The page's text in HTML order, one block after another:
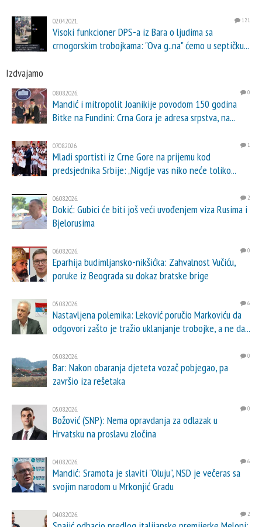
02.04.2021. 121
Visoki funkcioner DPS-a iz Bara o ljudima sa
crnogorskim trobojkama: "Ova g..na" ćemo u septičku...
Izdvajamo
08.08.2026. 0
Mandić i mitropolit Joanikije povodom 150 godina
Bitke na Fundini: Crna Gora je adresa srpstva, na...
07.08.2026. 1
Mladi sportisti iz Crne Gore na prijemu kod
predsjednika Srbije: „Nigdje vas niko neće toliko...
06.08.2026. 2
Dokić: Gubici će biti još veći uvođenjem viza Rusima i
Bjelorusima
06.08.2026. 0
Eparhija budimljansko-nikšićka: Zahvalnost Vučiću,
poruke iz Beograda su dokaz bratske brige
05.08.2026. 6
Nastavljena polemika: Leković poručio Markoviću da
odgovori zašto je tražio uklanjanje trobojke, a ne da...
05.08.2026. 0
Bar: Nakon obaranja djeteta vozač pobjegao, pa
završio iza rešetaka
05.08.2026. 0
Božović (SNP): Nema opravdanja za odlazak u
Hrvatsku na proslavu zločina
04.08.2026. 6
Mandić: Sramota je slaviti "Oluju", NSD je večeras sa
svojim narodom u Mrkonjić Gradu
04.08.2026. 2